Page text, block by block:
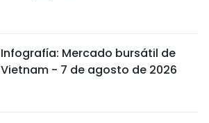
Infografía: Mercado bursátil de
Vietnam - 7 de agosto de 2026